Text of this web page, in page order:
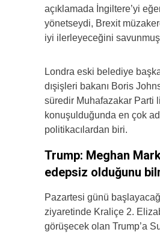
açıklamada İngiltere’yi
yönetseydi, Brexit
iyi ilerleyeceğini
Londra eski belediye
dışişleri bakanı Boris
süredir Muhafazakar Parti
konuşulduğunda en çok
politikacılardan biri.
Trump: Meghan
edepsiz olduğunu
Pazartesi günü
ziyaretinde Kraliçe 2.
görüşecek olan Trump’a